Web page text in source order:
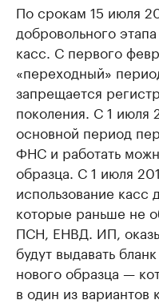
По срокам 15 июля
добровольного
касс. С первого
«переходный»
запрещается
поколения. С 1 июля
основной период
ФНС и работать
образца. С 1 июля
использование касс
которые раньше не
ПСН, ЕНВД. ИП,
будут выдавать
нового образца —
в один из вариантов